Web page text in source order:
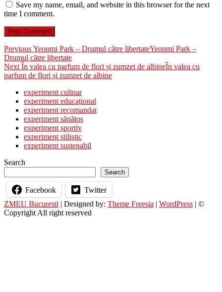
Save my name, email, and website in this browser for the next
time I comment.
Post
navigation
Previous Previous
post:
Yeonmi Park – Drumul către libertateYeonmi Park –
Drumul către libertate
Next Next
post:
În valea cu parfum de flori și zumzet de albineÎn valea cu
parfum de flori și zumzet de albine
experiment culinar
experiment educațional
experiment recomandat
experiment sănătos
experiment sportiv
experiment stilistic
experiment sustenabil
Search
Search
Facebook
Twitter
ZMEU Bucuresti | Designed by: Theme Freesia | WordPress | ©
Copyright All right reserved